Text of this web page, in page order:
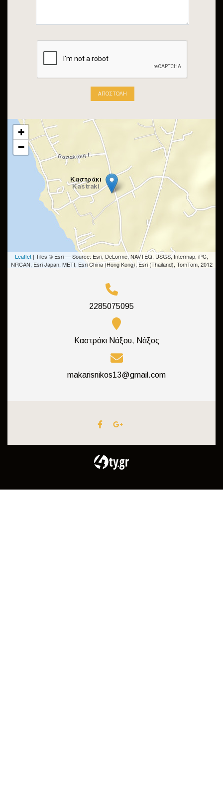
+
−
Leaflet | Tiles © Esri — Source: Esri, DeLorme, NAVTEQ, USGS, Intermap, iPC,
NRCAN, Esri Japan, METI, Esri China (Hong Kong), Esri (Thailand), TomTom, 2012
2285075095
Καστράκι Νάξου, Νάξος
makarisnikos13@gmail.com
ΑΠΟΣΤΟΛΉ